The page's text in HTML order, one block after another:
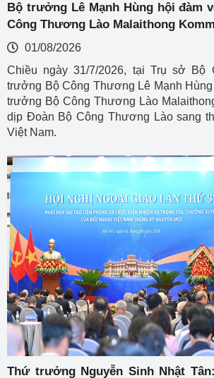
Bộ trưởng Lê Mạnh Hùng hội đàm
Công Thương Lào Malaithong
01/08/2026
Chiều ngày 31/7/2026, tại Trụ sở Bộ
trưởng Bộ Công Thương Lê Mạnh
trưởng Bộ Công Thương Lào
dịp Đoàn Bộ Công Thương Lào sang
Việt Nam.
Thứ trưởng Nguyễn Sinh Nhật